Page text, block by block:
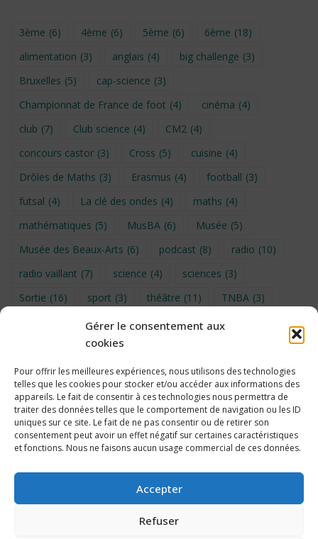
Gérer le consentement aux
cookies
Pour offrir les meilleures expériences, nous utilisons des technologies
telles que les cookies pour stocker et/ou accéder aux informations des
appareils. Le fait de consentir à ces technologies nous permettra de
traiter des données telles que le comportement de navigation ou les ID
uniques sur ce site. Le fait de ne pas consentir ou de retirer son
consentement peut avoir un effet négatif sur certaines caractéristiques
et fonctions. Nous ne faisons aucun usage commercial de ces données.
Accepter
Refuser
3ème (6) 4ème (6) 5ème (6) 6ème (18)
alimentation (3) anglais (4) big challenge (3)
Bruxelles (5) cap-science (3)
Championnat de France de foot (4) cinéma (4)
club (7) Club science (4) CM2 (4)
concours castor (3) Cross (5) cuisine (4)
Drôles de Maths (3) Erasmus (4) football (3)
futsal (4) La clé des ondes (4) maths (4)
mathématiques (5) MusBA (6) Musée (5)
Musée des Beaux-Arts (6) podcast (8) radio (10)
radio vaillant (7) science (4) sciences (3)
Sortie (16) sport (3) théâtre (11) TNBA (3)
UNSS (9) upe2a (7) vidéo
Voyage en provence 2026
Voyage à Bruxelles 2024 (4) Wahid Chakib (4)
éco-délégués (7)
Politique de cookies